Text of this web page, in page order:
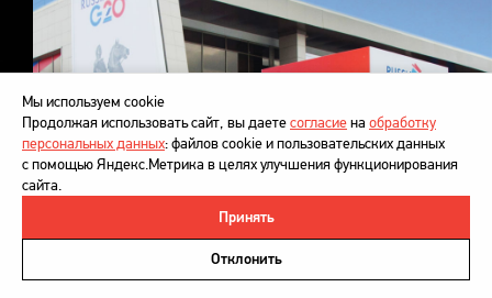
Логотип получил развитие в фирменном стиле, системе
Политика в отношении обработки персональных данных
Напишите нам
Мы используем cookie
Продолжая использовать сайт, вы даетесогласиена обработку
персональных данных: файлов cookie и пользовательских данных
с помощью Яндекс.Метрика в целях улучшения функционирования
сайта.
Принять
Отклонить